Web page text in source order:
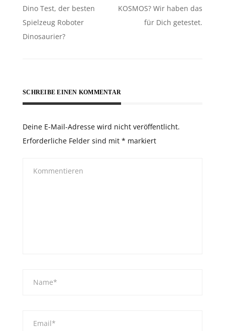
Dino Test, der besten
Spielzeug Roboter
Dinosaurier?
KOSMOS? Wir haben das
für Dich getestet.
SCHREIBE EINEN KOMMENTAR
Deine E-Mail-Adresse wird nicht veröffentlicht.
Erforderliche Felder sind mit * markiert